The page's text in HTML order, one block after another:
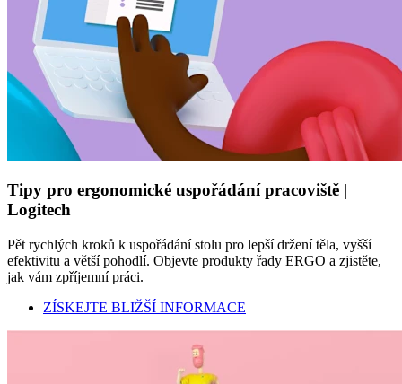
Tipy pro ergonomické uspořádání pracoviště |
Logitech
Pět rychlých kroků k uspořádání stolu pro lepší držení těla, vyšší
efektivitu a větší pohodlí. Objevte produkty řady ERGO a zjistěte,
jak vám zpříjemní práci.
ZÍSKEJTE BLIŽŠÍ INFORMACE